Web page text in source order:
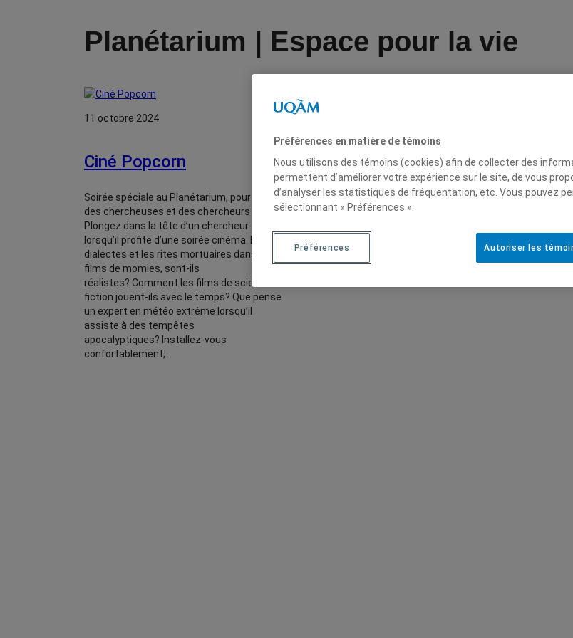
Planétarium | Espace pour la vie
11 octobre 2024
Ciné Popcorn
Soirée spéciale au Planétarium, pour la Nuit
des chercheuses et des chercheurs
Plongez dans la tête d’un chercheur
lorsqu’il profite d’une soirée cinéma. Les
dialectes et les rites mortuaires dans les
films de momies, sont-ils
réalistes? Comment les films de science-
fiction jouent-ils avec le temps? Que pense
un expert en météo extrême lorsqu’il
assiste à des tempêtes
apocalyptiques? Installez-vous
confortablement,…
Préférences en matière de témoins
Nous utilisons des témoins (cookies) afin de collecter des
permettent d’améliorer votre expérience sur le site, de vous
d’analyser les statistiques de fréquentation, etc. Vous pouvez
sélectionnant « Préférences ».
Autoriser les
Préférences